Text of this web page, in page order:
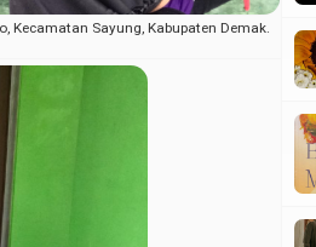
Sayung, Kabupaten Demak.